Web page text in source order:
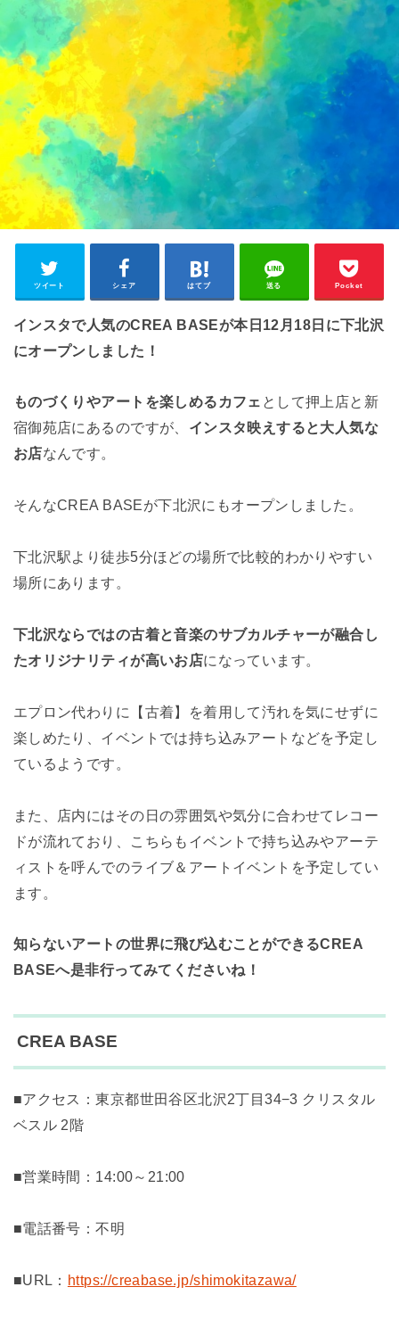
ツイート シェア はてブ 送る Pocket
インスタで人気のCREA BASEが本日12月18日に下北沢
にオープンしました！
ものづくりやアートを楽しめるカフェ として押上店と新
宿御苑店にあるのですが、 インスタ映えすると大人気な
お店なんです。
そんなCREA BASEが下北沢にもオープンしました。
下北沢駅より徒歩5分ほどの場所で比較的わかりやすい
場所にあります。
下北沢ならではの古着と音楽のサブカルチャーが融合し
たオリジナリティが高いお店になっています。
エプロン代わりに【古着】を着用して汚れを気にせずに
楽しめたり、イベントでは持ち込みアートなどを予定し
ているようです。
また、店内にはその日の雰囲気や気分に合わせてレコー
ドが流れており、こちらもイベントで持ち込みやアーテ
ィストを呼んでのライブ＆アートイベントを予定してい
ます。
知らないアートの世界に飛び込むことができるCREA
BASEへ是非行ってみてくださいね！
CREA BASE
■アクセス：東京都世田谷区北沢2丁目34−3 クリスタル
ベスル 2階
■営業時間：14:00～21:00
■電話番号：不明
■URL： https://creabase.jp/shimokitazawa/